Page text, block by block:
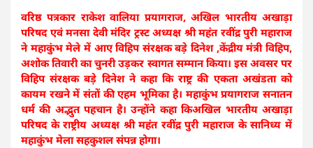
वरिष्ठ पत्रकार राकेश वालिया प्रयागराज, अखिल भारतीय अखाड़ा
परिषद एवं मनसा देवी मंदिर ट्रस्ट अध्यक्ष श्री महंत रवींद्र पुरी महाराज
ने महाकुंभ मेले में आए विहिप संरक्षक बड़े दिनेश ,केंद्रीय मंत्री विहिप,
अशोक तिवारी का चुनरी उड़कर स्वागत सम्मान किया। इस अवसर पर
विहिप संरक्षक बड़े दिनेश ने कहा कि राष्ट्र की एकता अखंडता को
कायम रखने में संतों की एहम भूमिका है। महाकुंभ प्रयागराज सनातन
धर्म की अद्भुत पहचान है। उन्होंने कहा किअखिल भारतीय अखाड़ा
परिषद के राष्ट्रीय अध्यक्ष श्री महंत रवींद्र पुरी महाराज के सानिध्य में
महाकुंभ मेला सहकुशल संपन्न होगा।